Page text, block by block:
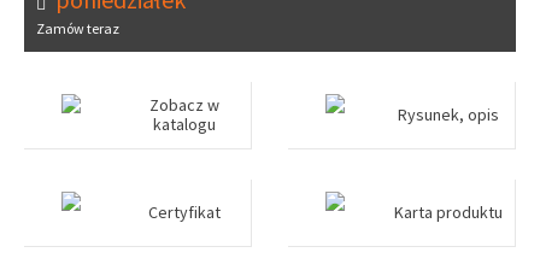
Zamów teraz
Zobacz w
katalogu
Rysunek, opis
Certyfikat Karta produktu